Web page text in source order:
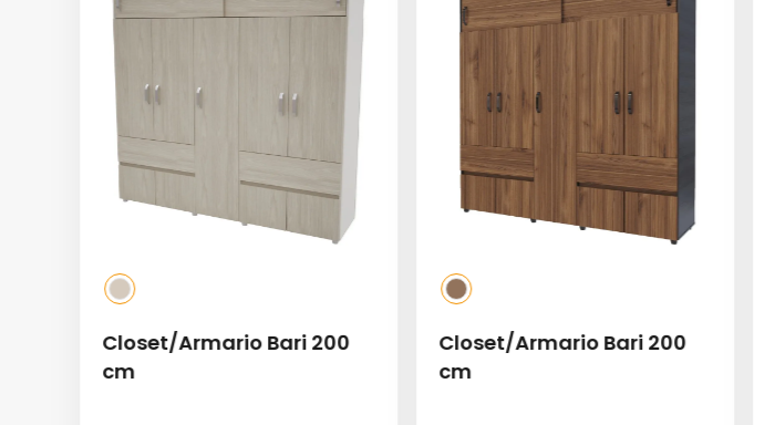
Closet/Armario Bari 200
cm
Closet/Armario Bari 200
cm